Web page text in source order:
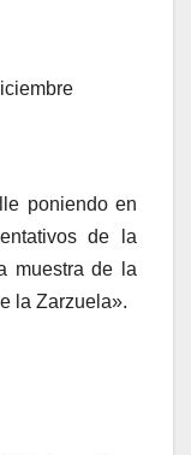
poniendo en
de la
muestra de la
la Zarzuela».